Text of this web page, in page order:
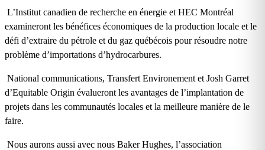
L’Institut canadien de recherche en énergie et HEC Montréal
examineront les bénéfices économiques de la production locale et le
défi d’extraire du pétrole et du gaz québécois pour résoudre notre
problème d’importations d’hydrocarbures.
National communications, Transfert Environement et Josh Garret
d’Equitable Origin évalueront les avantages de l’implantation de
projets dans les communautés locales et la meilleure manière de le
faire.
Nous aurons aussi avec nous Baker Hughes, l’association